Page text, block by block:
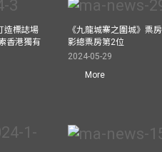
造標誌場
香港獨有
《九龍城寨之圍城》票
影總票房第2位
2024-05-29
More